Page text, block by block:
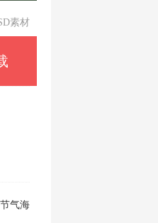
素材
气海